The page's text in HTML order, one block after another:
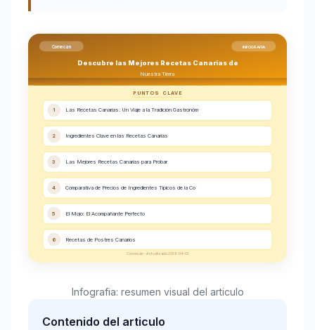
Comecan INFOGRAFIA
Descubre las Mejores Recetas Canarias de
Nuestra Tierra
PUNTOS CLAVE
1 Las Recetas Canarias: Un Viaje a la Tradición Gastronóm
2 Ingredientes Clave en las Recetas Canarias
3 Las Mejores Recetas Canarias para Probar
4 Comparativa de Precios de Ingredientes Típicos de la Co
5 El Mojo: El Acompañante Perfecto
6 Recetas de Postres Canarios
Comecan - Actualizado 2026-04-02
Infografia: resumen visual del articulo
Contenido del articulo